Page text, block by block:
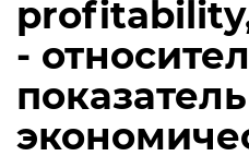
-
показатель